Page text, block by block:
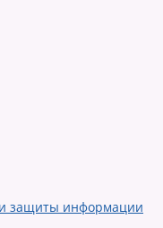
защиты информации